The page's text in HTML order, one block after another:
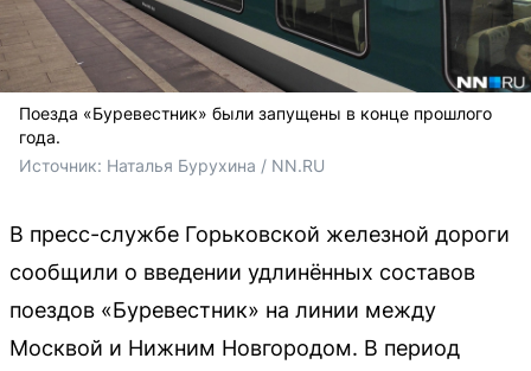
Поезда «Буревестник» были запущены в конце прошлого
года.
Источник: Наталья Бурухина / NN.RU
В пресс-службе Горьковской железной дороги
сообщили о введении удлинённых составов
поездов «Буревестник» на линии между
Москвой и Нижним Новгородом. В период